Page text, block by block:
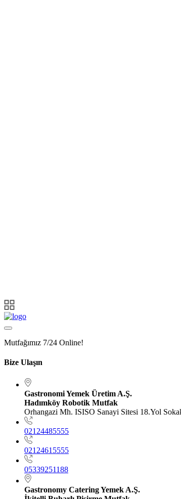
Mutfağımız 7/24 Online!
Bize Ulaşın
Gastronomi Yemek Üretim A.Ş.
Hadımköy Robotik Mutfak
Orhangazi Mh. ISISO Sanayi Sitesi 18.Yol
02124485555
02124615555
05339251188
Gastronomy Catering Yemek A.Ş.